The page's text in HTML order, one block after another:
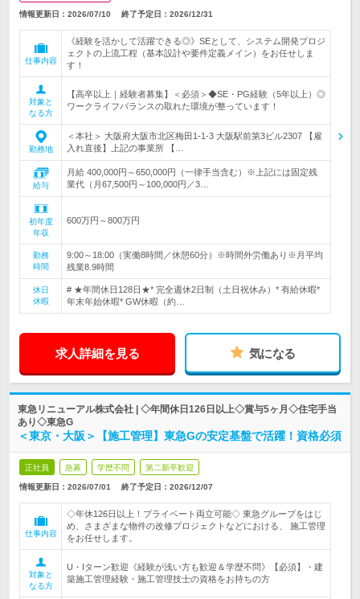
情報更新日：2026/07/10 終了予定日： 2026/12/31
仕事内容
《経験を活かして活躍できる◎》SEとして、システム開発プロジ
ェクトの上流工程（基本設計や要件定義メイン）をお任せしま
す！
対象と
なる方
【高卒以上｜経験者募集】＜必須＞◆SE・PG経験（5年以上）◎
ワークライフバランスの取れた環境が整っています！
勤務地
＜本社＞ 大阪府大阪市北区梅田1-1-3 大阪駅前第3ビル2307 【雇
入れ直後】上記の事業所 【…
給与
月給 400,000円～650,000円（一律手当含む）※上記には固定残
業代（月67,500円～100,000円／3…
初年度
年収
600万円～800万円
勤務
時間
9:00～18:00（実働8時間／休憩60分）※時間外労働あり※月平均
残業8.9時間
休日
休暇
# ★年間休日128日★* 完全週休2日制（土日祝休み）* 有給休暇*
年末年始休暇* GW休暇（約…
求人詳細を見る 気になる
東急リニューアル株式会社 | ◇年間休日126日以上◇賞与5ヶ月◇住宅手当
あり◇東急G
＜東京・大阪＞【施工管理】東急Gの安定基盤で活躍！資格必須
正社員 急募 学歴不問 第二新卒歓迎
情報更新日：2026/07/01 終了予定日： 2026/12/07
仕事内容
◇年休126日以上！プライベート両立可能◇ 東急グループをはじ
め、さまざまな物件の改修プロジェクトなどにおける、 施工管理
をお任せします。
対象と
なる方
U・Iターン歓迎《経験が浅い方も歓迎＆学歴不問》【必須】・建
築施工管理経験・施工管理技士の資格をお持ちの方